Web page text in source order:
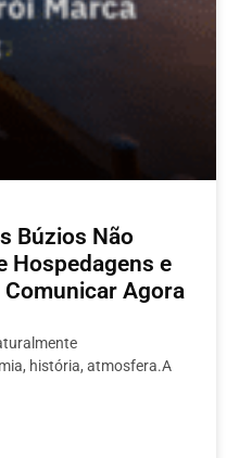
Búzios Não
Hospedagens e
Agora
história, atmosfera.A